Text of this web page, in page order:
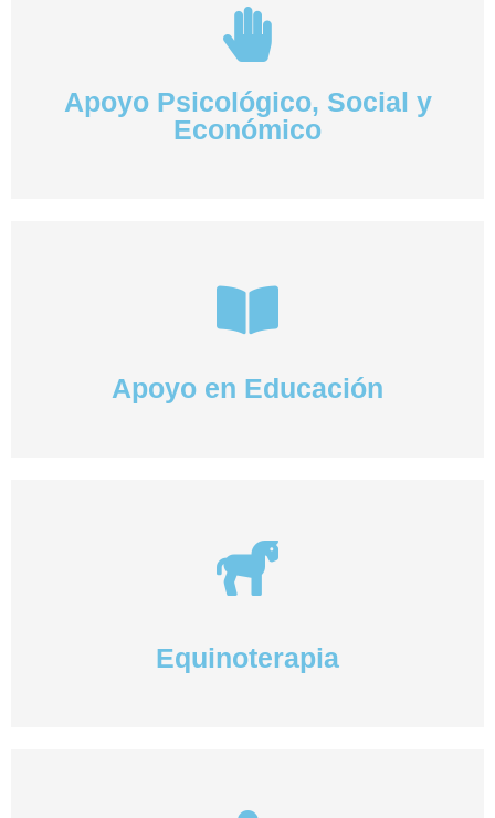
Apoyo Psicológico, Social y
Económico​
Apoyo en Educación
Equinoterapia